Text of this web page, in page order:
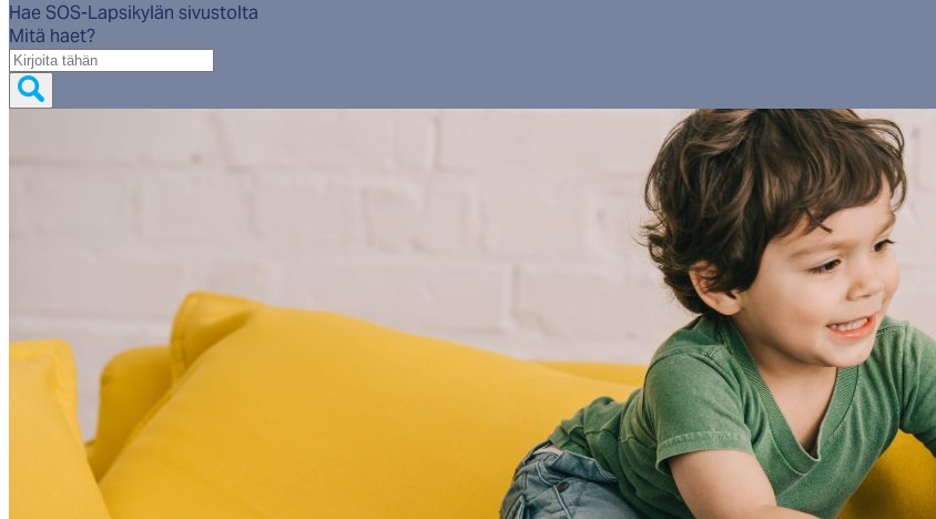
Hae SOS-Lapsikylän sivustolta
Mitä haet?
Mitä
haet?